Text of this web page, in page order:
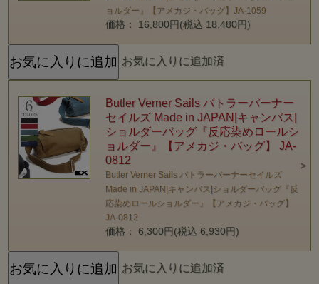
ョルダー』【アメカジ・バッグ】JA-1059
価格： 16,800円(税込 18,480円)
お気に入りに追加済
Butler Verner Sails バトラーバーナー
セイルズ Made in JAPAN|キャンバス|
ショルダーバッグ『反応染めロールシ
ョルダー』【アメカジ・バッグ】 JA-
0812
Butler Verner Sails バトラーバーナーセイルズ
Made in JAPAN|キャンバス|ショルダーバッグ『反
応染めロールショルダー』【アメカジ・バッグ】
JA-0812
価格： 6,300円(税込 6,930円)
お気に入りに追加済